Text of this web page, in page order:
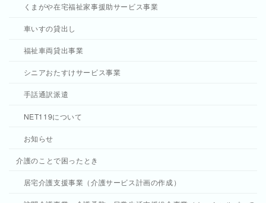
くまがや在宅福祉家事援助サービス事業
車いすの貸出し
福祉車両貸出事業
シニアおたすけサービス事業
手話通訳派遣
NET119について
お知らせ
介護のことで困ったとき
居宅介護支援事業（介護サービス計画の作成）